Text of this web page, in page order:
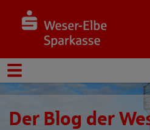
Der Blog der